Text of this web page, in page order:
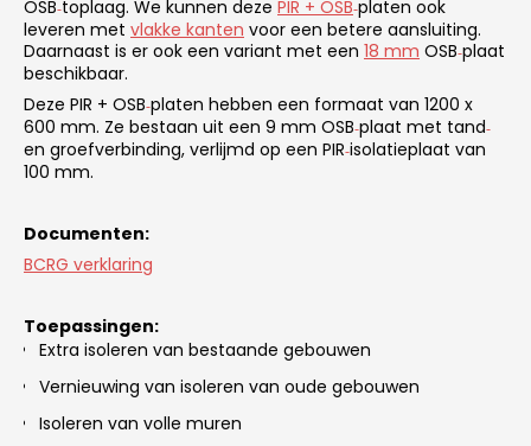
OSB‑toplaag. We kunnen deze PIR + OSB‑platen ook
leveren met vlakke kanten voor een betere aansluiting.
Daarnaast is er ook een variant met een 18 mm OSB‑plaat
beschikbaar.
Deze PIR + OSB‑platen hebben een formaat van 1200 x
600 mm. Ze bestaan uit een 9 mm OSB‑plaat met tand‑
en groefverbinding, verlijmd op een PIR‑isolatieplaat van
100 mm.
Documenten:
BCRG verklaring
Toepassingen:
Extra isoleren van bestaande gebouwen
Vernieuwing van isoleren van oude gebouwen
Isoleren van volle muren